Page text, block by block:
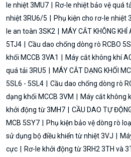
le nhiệt 3MU7
Rơ-le nhiệt bảo vệ quá
nhiệt 3RU6/5
Phụ kiện cho rơ-le nhiệt
le an toàn 3SK2
MÁY CẮT KHÔNG KHÍ
5TJ4
Cầu dao chống dòng rò RCBO
khối MCCB 3VA1
Máy cắt không khí
quá tải 3RU5
MÁY CẮT DẠNG KHỐI
5SL6 - 5SL4
Cầu dao chống dòng rò
dạng khối MCCB 3VM
Máy cắt không
khởi động từ 3MH7
CẦU DAO TỰ
MCB 5SY7
Phụ kiện bảo vệ dòng rò
sử dụng bộ điều khiển từ nhiệt 3VJ
cực
Rơ-le khởi động từ 3RH2 3TH và